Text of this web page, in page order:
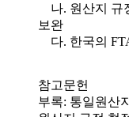
나. 원산지 규
보완
다. 한국의
참고문헌
부록: 통일원산